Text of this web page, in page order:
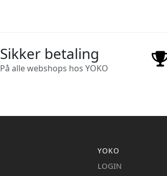
Sikker betaling
På alle webshops hos YOKO
YOKO
LOGIN